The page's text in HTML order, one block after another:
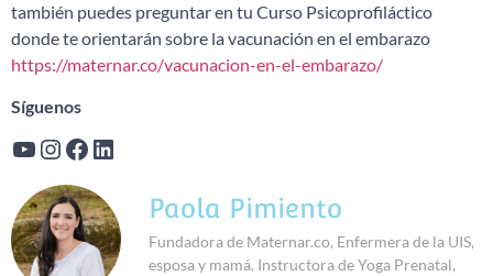
también puedes preguntar en tu Curso Psicoprofiláctico
donde te orientarán sobre la vacunación en el embarazo
https://maternar.co/vacunacion-en-el-embarazo/
Síguenos
Paola Pimiento
Fundadora de Maternar.co, Enfermera de la UIS,
esposa y mamá. Instructora de Yoga Prenatal,